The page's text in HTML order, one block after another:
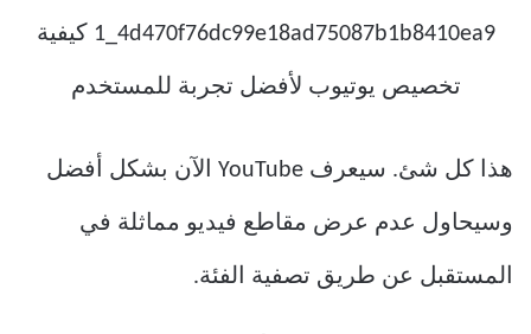
هذا كل شئ. سيعرف YouTube الآن بشكل أفضل
وسيحاول عدم عرض مقاطع فيديو مماثلة في
المستقبل عن طريق تصفية الفئة.